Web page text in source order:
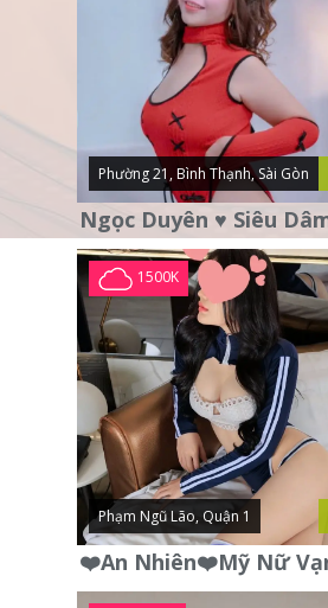
Phường 21, Bình Thạnh, Sài Gòn
1500K
Phạm Ngũ Lão, Quận 1